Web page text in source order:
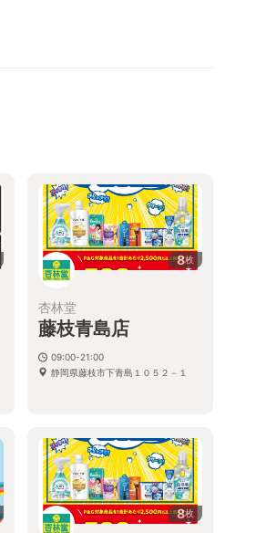
8枚
杏林堂
藤枝青島店
09:00-21:00
静岡県藤枝市下青島１０５２－１
8枚